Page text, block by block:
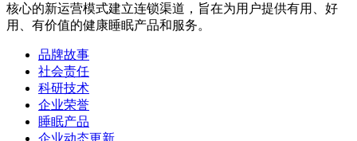
核心的新运营模式建立连锁渠道，旨在为用户提供有用、好
用、有价值的健康睡眠产品和服务。
品牌故事
社会责任
科研技术
企业荣誉
睡眠产品
企业动态更新